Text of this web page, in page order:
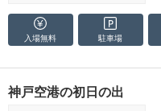
入場無料 駐車場
神戸空港の初日の出